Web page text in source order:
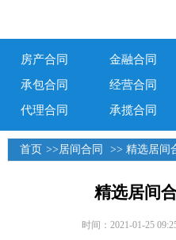
房产合同 金融合同
承包合同
经营合同
代理合同
承揽合同
首页 >> 居间合同 >> 精选居间
精选居间
时间：2021-01-25